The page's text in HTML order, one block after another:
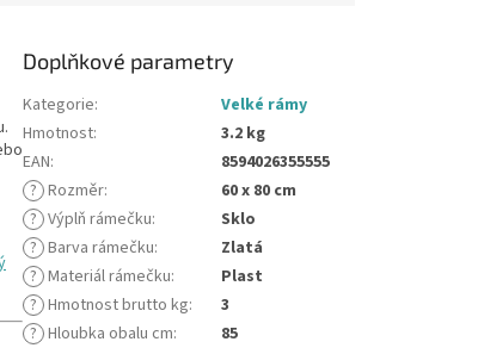
Doplňkové parametry
Kategorie:
Velké rámy
Hmotnost:
3.2 kg
EAN:
8594026355555
? Rozměr:
60 x 80 cm
? Výplň rámečku:
Sklo
? Barva rámečku:
Zlatá
? Materiál rámečku:
Plast
? Hmotnost brutto kg:
3
? Hloubka obalu cm:
85